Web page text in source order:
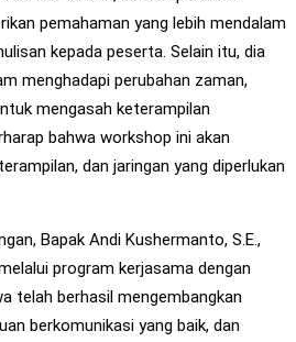
pemahaman yang lebih mendalam
kepada peserta. Selain itu, dia
menghadapi perubahan zaman,
mengasah keterampilan
bahwa workshop ini akan
dan jaringan yang diperlukan
Bapak Andi Kushermanto, S.E.,
program kerjasama dengan
telah berhasil mengembangkan
berkomunikasi yang baik, dan